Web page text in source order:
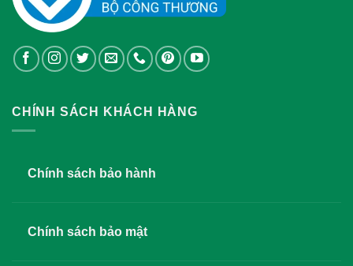
CHÍNH SÁCH KHÁCH HÀNG
Chính sách bảo hành
Chính sách bảo mật